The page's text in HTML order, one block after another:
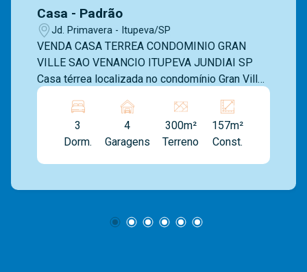
Casa - Padrão
Jd. Primavera - Itupeva/SP
VENDA CASA TERREA CONDOMINIO GRAN
VILLE SAO VENANCIO ITUPEVA JUNDIAI SP
Casa térrea localizada no condomínio Gran Ville
São Venâncio, em Itupeva. O imóvel possui
terreno de 300 m² e área construída de 155,15
sendo duas suítes, uma delas com closet, além
de dois banheiros sociais. A cozinha é integrada
lavanderia , espaço gourmet conta com bancada,
acesso direto ao jardim, permitindo integração
3
Dorm.
4
Garagens
300m²
Terreno
157m²
Const.